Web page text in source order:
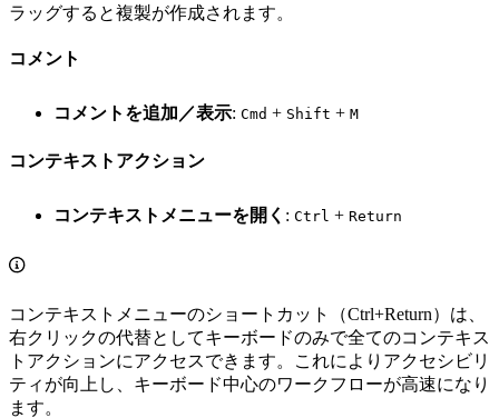
ラッグすると複製が作成されます。
コメント
コメントを追加／表示: Cmd + Shift + M
コンテキストアクション
コンテキストメニューを開く : Ctrl + Return
コンテキストメニューのショートカット（Ctrl+Return）は、
右クリックの代替としてキーボードのみで全てのコンテキス
トアクションにアクセスできます。これによりアクセシビリ
ティが向上し、キーボード中心のワークフローが高速になり
ます。